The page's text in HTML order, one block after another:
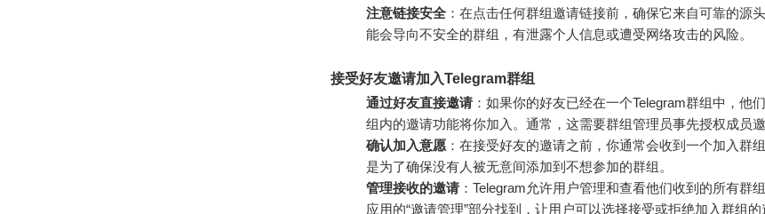
注意链接安全：在点击任何群组邀请链接前，确保它来自可靠的源
能会导向不安全的群组，有泄露个人信息或遭受网络攻击的风险。
接受好友邀请加入Telegram群组
通过好友直接邀请 ：如果你的好友已经在一个Telegram群组中，他
组内的邀请功能将你加入。通常，这需要群组管理员事先授权成员邀
确认加入意愿 ：在接受好友的邀请之前，你通常会收到一个加入群
是为了确保没有人被无意间添加到不想参加的群组。
管理接收的邀请 ：Telegram允许用户管理和查看他们收到的所有群
应用的“邀请管理”部分找到，让用户可以选择接受或拒绝加入群组的